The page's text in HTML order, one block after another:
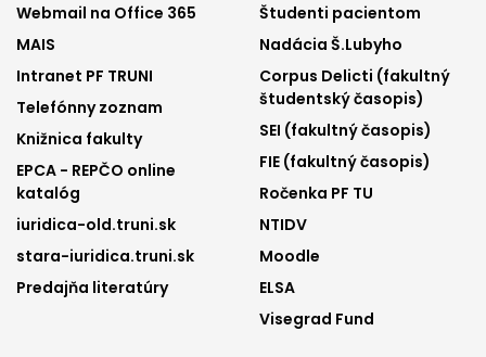
Footer
menu
1
Webmail na Office 365
MAIS
Intranet PF TRUNI
Telefónny zoznam
Knižnica fakulty
EPCA - REPČO online
katalóg
iuridica-old.truni.sk
stara-iuridica.truni.sk
Predajňa literatúry
Footer
menu
2
Študenti pacientom
Nadácia Š.Lubyho
Corpus Delicti (fakultný
študentský časopis)
SEI (fakultný časopis)
FIE (fakultný časopis)
Ročenka PF TU
NTIDV
Moodle
ELSA
Visegrad Fund